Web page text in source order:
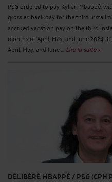
PSG ordered to pay Kylian Mbappé,
gross as back pay for the third
accrued vacation pay on the third
months of April, May, and June 2024.
April, May, and June ... Lire la suite >
DÉLIBÉRÉ MBAPPÉ / PSG